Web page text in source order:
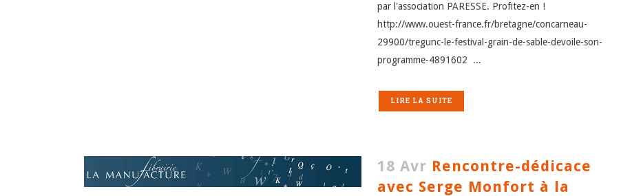
par l'association PARESSE. Profitez-en !
http://www.ouest-france.fr/bretagne/concarneau-
29900/tregunc-le-festival-grain-de-sable-devoile-son-
programme-4891602 ...
LIRE LA SUITE
18 Avr Rencontre-dédicace
avec Serge Monfort à la